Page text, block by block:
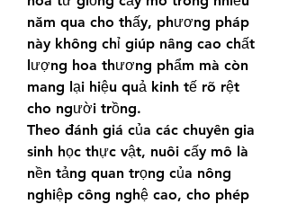
năm qua cho thấy, phương pháp
này không chỉ giúp nâng cao chất
lượng hoa thương phẩm mà còn
mang lại hiệu quả kinh tế rõ rệt
cho người trồng.
Theo đánh giá của các chuyên gia
sinh học thực vật, nuôi cấy mô là
nền tảng quan trọng của nông
nghiệp công nghệ cao, cho phép